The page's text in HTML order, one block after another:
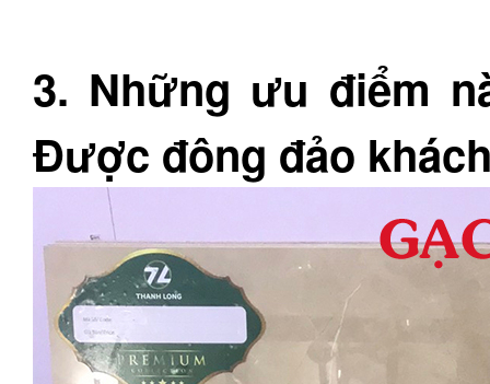
3. Những ưu điểm
Được đông đảo